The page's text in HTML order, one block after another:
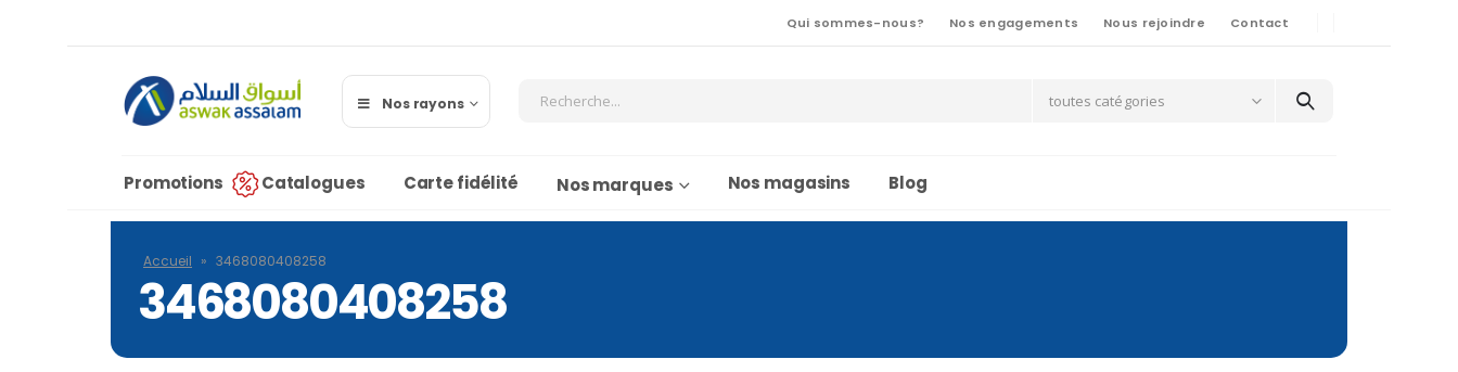
Qui sommes-nous? Nos engagements Nous rejoindre Contact
Nos rayons toutes catégories
Promotions Catalogues Carte fidélité Nos marques Nos magasins Blog
Accueil » 3468080408258
3468080408258